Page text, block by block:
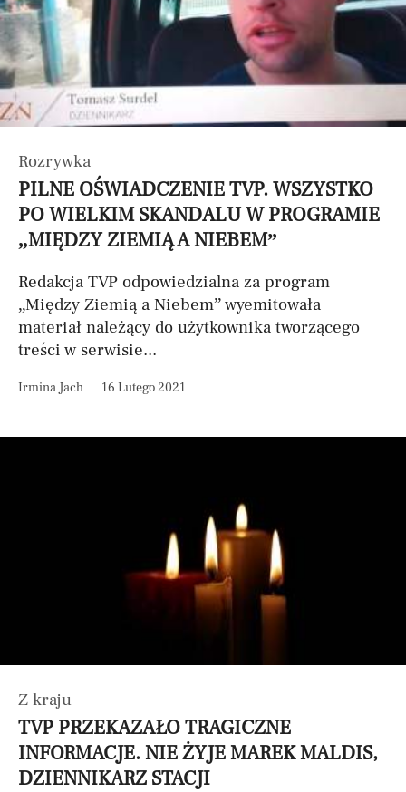
Rozrywka
PILNE OŚWIADCZENIE TVP. WSZYSTKO
PO WIELKIM SKANDALU W PROGRAMIE
„MIĘDZY ZIEMIĄ A NIEBEM”
Redakcja TVP odpowiedzialna za program
„Między Ziemią a Niebem” wyemitowała
materiał należący do użytkownika tworzącego
treści w serwisie...
Irmina Jach 16 Lutego 2021
Z kraju
TVP PRZEKAZAŁO TRAGICZNE
INFORMACJE. NIE ŻYJE MAREK MALDIS,
DZIENNIKARZ STACJI